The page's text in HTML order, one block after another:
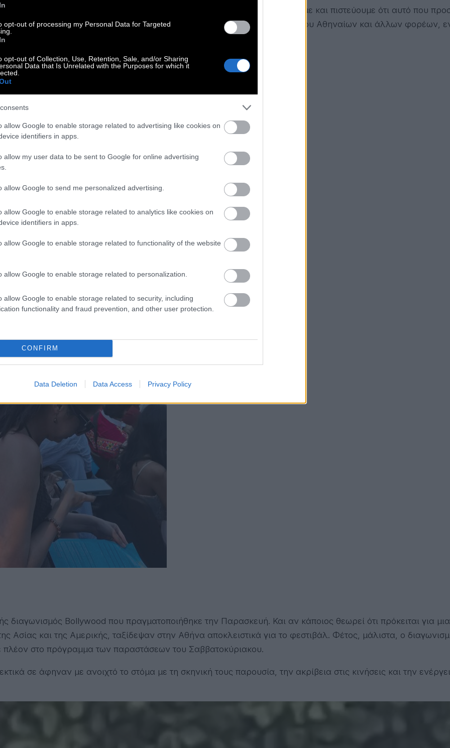
opt-out of processing my Personal Data for Targeted
opt-out of Collection, Use, Retention, Sale, and/or Sharing
Data that Is Unrelated with the Purposes for which it
allow Google to enable storage related to advertising like cookies on
identifiers in apps.
allow my user data to be sent to Google for online advertising
allow Google to send me personalized advertising.
allow Google to enable storage related to analytics like cookies on
identifiers in apps.
allow Google to enable storage related to functionality of the website
allow Google to enable storage related to personalization.
allow Google to enable storage related to security, including
functionality and fraud prevention, and other user protection.
CONFIRM
Data Deletion Data Access Privacy Policy
«Όμως είμαστε επίμονοι άνθρωποι. Έχουμε πάθος γι’ αυτό που κάνουμε και πιστεύουμε ότι αυτό που
φεστιβάλ τελεί υπό την αιγίδα της Ινδικής Πρεσβείας, του ΕΟΤ, του Δήμου Αθηναίων και άλλων
της πόλης.
διαγωνισμός Bollywood που πραγματοποιήθηκε την Παρασκευή. Και αν κάποιος θεωρεί ότι πρόκειται για
και της Αμερικής, ταξίδεψαν στην Αθήνα αποκλειστικά για το φεστιβάλ. Φέτος, μάλιστα, ο
στο πρόγραμμα των παραστάσεων του Σαββατοκύριακου.
σε άφηναν με ανοιχτό το στόμα με τη σκηνική τους παρουσία, την ακρίβεια στις κινήσεις και την